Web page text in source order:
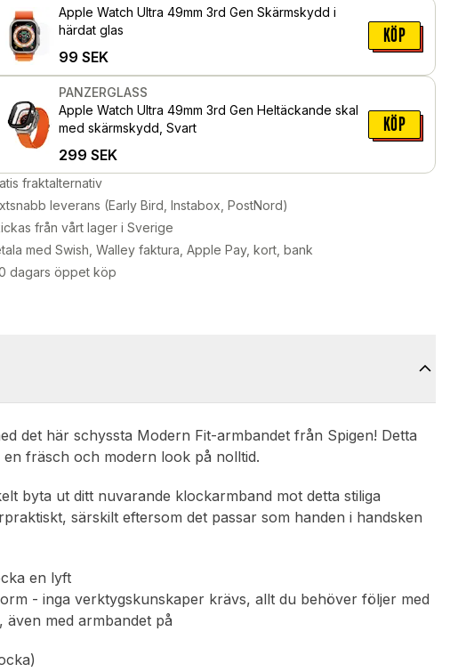
Apple Watch Ultra 49mm 3rd Gen Skärmskydd i
härdat glas
99 SEK
KÖP
PANZERGLASS
Apple Watch Ultra 49mm 3rd Gen Heltäckande skal
med skärmskydd, Svart
299 SEK
KÖP
fraktalternativ
leverans (Early Bird, Instabox, PostNord)
från vårt lager i Sverige
med Swish, Walley faktura, Apple Pay, kort, bank
dagars öppet köp
det här schyssta Modern Fit-armbandet från Spigen! Detta
fräsch och modern look på nolltid.
byta ut ditt nuvarande klockarmband mot detta stiliga
särskilt eftersom det passar som handen i handsken
en lyft
- inga verktygskunskaper krävs, allt du behöver följer med
med armbandet på